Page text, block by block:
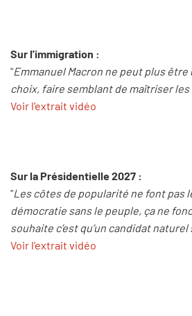
Sur l'immigration :
"Emmanuel Macron ne peut plus
choix, faire semblant de maîtriser
Voir l'extrait vidéo
Sur la Présidentielle 2027 :
"Les côtes de popularité ne font pas
démocratie sans le peuple, ça ne
souhaite c’est qu’un candidat naturel
Voir l'extrait vidéo